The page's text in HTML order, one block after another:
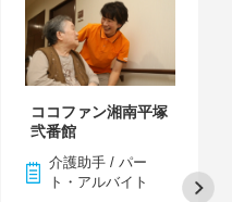
ココファン湘南平塚
弐番館
介護助手 / パー
ト・アルバイト